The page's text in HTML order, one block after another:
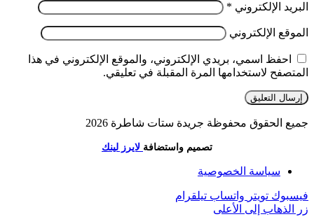
البريد الإلكتروني *
الموقع الإلكتروني
احفظ اسمي، بريدي الإلكتروني، والموقع الإلكتروني في هذا
المتصفح لاستخدامها المرة المقبلة في تعليقي.
جميع الحقوق محفوظة جريدة ستات شاطرة 2026
تصميم واستضافة لايرز لينك
سياسة الخصوصية
فيسبوك تويتر واتساب تيلقرام
زر الذهاب إلى الأعلى